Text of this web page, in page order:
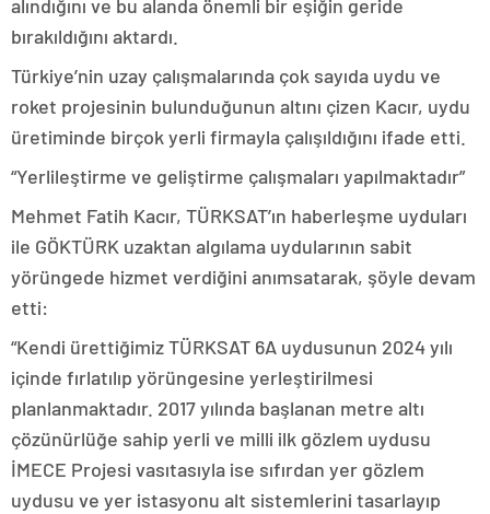
alındığını ve bu alanda önemli bir eşiğin geride
bırakıldığını aktardı.
Türkiye’nin uzay çalışmalarında çok sayıda uydu ve
roket projesinin bulunduğunun altını çizen Kacır, uydu
üretiminde birçok yerli firmayla çalışıldığını ifade etti.
“Yerlileştirme ve geliştirme çalışmaları yapılmaktadır”
Mehmet Fatih Kacır, TÜRKSAT’ın haberleşme uyduları
ile GÖKTÜRK uzaktan algılama uydularının sabit
yörüngede hizmet verdiğini anımsatarak, şöyle devam
etti:
“Kendi ürettiğimiz TÜRKSAT 6A uydusunun 2024 yılı
içinde fırlatılıp yörüngesine yerleştirilmesi
planlanmaktadır. 2017 yılında başlanan metre altı
çözünürlüğe sahip yerli ve milli ilk gözlem uydusu
İMECE Projesi vasıtasıyla ise sıfırdan yer gözlem
uydusu ve yer istasyonu alt sistemlerini tasarlayıp